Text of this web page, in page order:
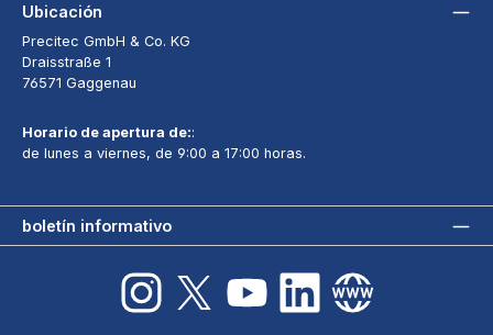
Ubicación
Precitec GmbH & Co. KG
Draisstraße 1
76571 Gaggenau
Horario de apertura de::
de lunes a viernes, de 9:00 a 17:00 horas.
boletín informativo
Instagram X / TwitterYouTube LinkedIn sitio web